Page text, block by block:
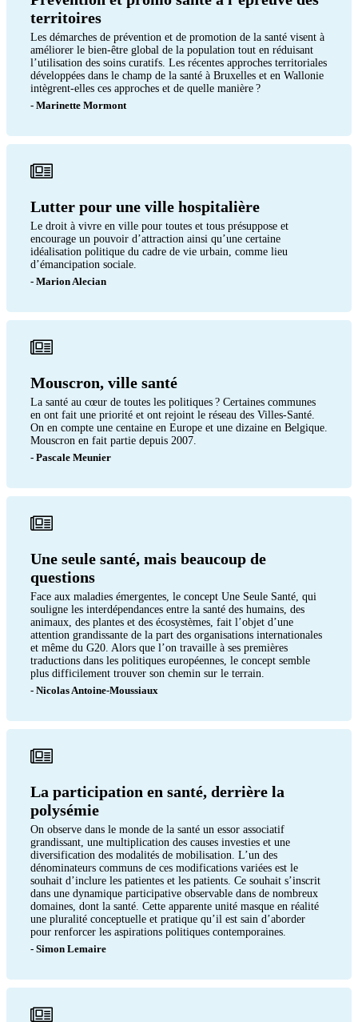
territoires
Les démarches de prévention et de promotion de la santé visent à
améliorer le bien-être global de la population tout en réduisant
l’utilisation des soins curatifs. Les récentes approches territoriales
développées dans le champ de la santé à Bruxelles et en Wallonie
intègrent-elles ces approches et de quelle manière ?
- Marinette Mormont
Lutter pour une ville hospitalière
Le droit à vivre en ville pour toutes et tous présuppose et
encourage un pouvoir d’attraction ainsi qu’une certaine
idéalisation politique du cadre de vie urbain, comme lieu
d’émancipation sociale.
- Marion Alecian
Mouscron, ville santé
La santé au cœur de toutes les politiques ? Certaines communes
en ont fait une priorité et ont rejoint le réseau des Villes-Santé.
On en compte une centaine en Europe et une dizaine en Belgique.
Mouscron en fait partie depuis 2007.
- Pascale Meunier
Une seule santé, mais beaucoup de
questions
Face aux maladies émergentes, le concept Une Seule Santé, qui
souligne les interdépendances entre la santé des humains, des
animaux, des plantes et des écosystèmes, fait l’objet d’une
attention grandissante de la part des organisations internationales
et même du G20. Alors que l’on travaille à ses premières
traductions dans les politiques européennes, le concept semble
plus difficilement trouver son chemin sur le terrain.
- Nicolas Antoine-Moussiaux
La participation en santé, derrière la
polysémie
On observe dans le monde de la santé un essor associatif
grandissant, une multiplication des causes investies et une
diversification des modalités de mobilisation. L’un des
dénominateurs communs de ces modifications variées est le
souhait d’inclure les patientes et les patients. Ce souhait s’inscrit
dans une dynamique participative observable dans de nombreux
domaines, dont la santé. Cette apparente unité masque en réalité
une pluralité conceptuelle et pratique qu’il est sain d’aborder
pour renforcer les aspirations politiques contemporaines.
- Simon Lemaire